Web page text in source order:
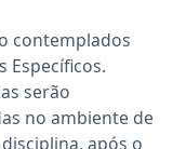
contemplados
Específicos.
serão
no ambiente de
após o